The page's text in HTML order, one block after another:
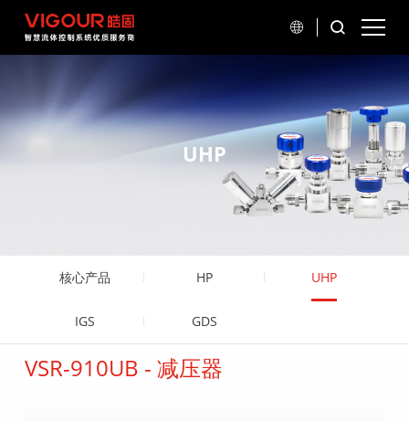
UHP
核心产品 HP UHP
IGS GDS
VSR-910UB - 减压器